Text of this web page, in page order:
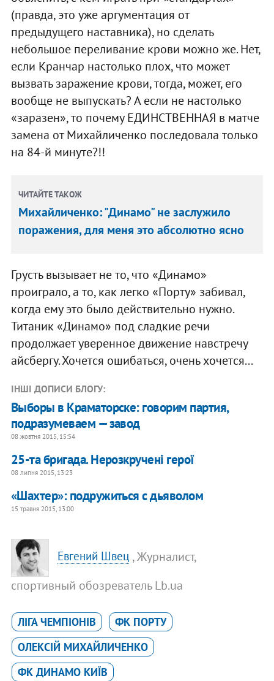
(правда, это уже аргументация от
предыдущего наставника), но сделать
небольшое переливание крови можно же. Нет,
если Кранчар настолько плох, что может
вызвать заражение крови, тогда, может, его
вообще не выпускать? А если не настолько
«заразен», то почему ЕДИНСТВЕННАЯ в матче
замена от Михайличенко последовала только
на 84-й минуте?!!
ЧИТАЙТЕ ТАКОЖ
Михайличенко: "Динамо" не заслужило
поражения, для меня это абсолютно ясно
Грусть вызывает не то, что «Динамо»
проиграло, а то, как легко «Порту» забивал,
когда ему это было действительно нужно.
Титаник «Динамо» под сладкие речи
продолжает уверенное движение навстречу
айсбергу. Хочется ошибаться, очень хочется...
ІНШІ ДОПИСИ БЛОГУ:
Выборы в Краматорске: говорим партия,
подразумеваем — завод
08 жовтня 2015, 15:54
25-та бригада. Нерозкручені герої
08 липня 2015, 13:23
«Шахтер»: подружиться с дьяволом
15 травня 2015, 13:00
Евгений Швец , Журналист,
спортивный обозреватель Lb.ua
ЛІГА ЧЕМПІОНІВ
ФК ПОРТУ
ОЛЕКСІЙ МИХАЙЛИЧЕНКО
ФК ДИНАМО КИЇВ